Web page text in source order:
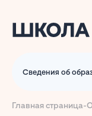
Сведения об
Главная страница-